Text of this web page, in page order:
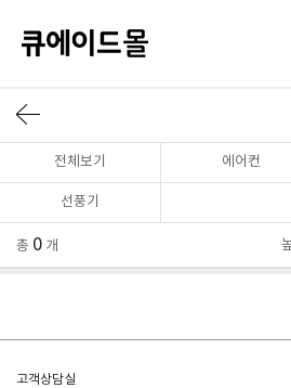
전체보기 에어컨
선풍기
총 0 개
고객상담실